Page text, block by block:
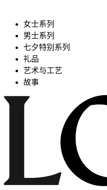
女士系列
男士系列
七夕特别系列
礼品
艺术与工艺
故事